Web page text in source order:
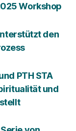
Workshop
den
PTH STA
und